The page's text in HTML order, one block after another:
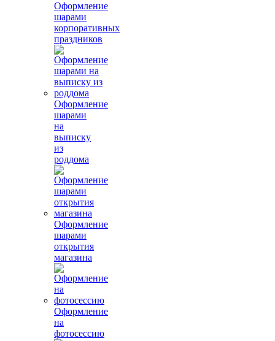
Оформление
шарами
корпоративных
праздников
Оформление
шарами
на
выписку
из
роддома
Оформление
шарами
открытия
магазина
Оформление
на
фотосессию